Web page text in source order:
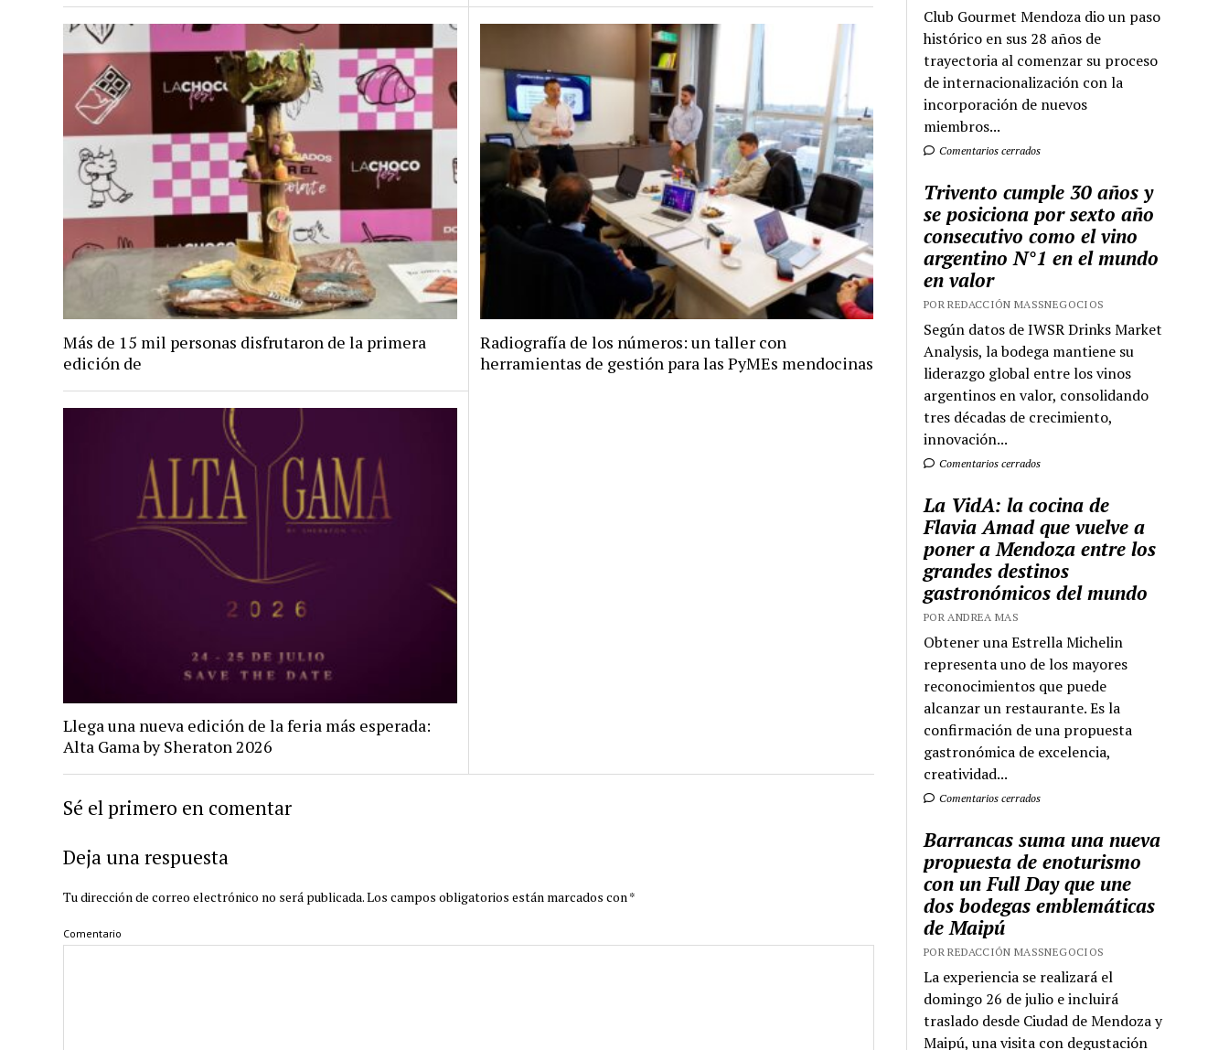
Más de 15 mil personas disfrutaron de la primera
edición de
Radiografía de los números: un taller con
herramientas de gestión para las PyMEs mendocinas
Llega una nueva edición de la feria más esperada:
Alta Gama by Sheraton 2026
Sé el primero en comentar
Deja una respuesta
Tu dirección de correo electrónico no será publicada.Los campos obligatorios están marcados con*
Comentario
Club Gourmet Mendoza dio un paso
histórico en sus 28 años de
trayectoria al comenzar su proceso
de internacionalización con la
incorporación de nuevos
miembros...
Comentarios cerrados
Trivento cumple 30 años y
se posiciona por sexto año
consecutivo como el vino
argentino N°1 en el mundo
en valor
POR REDACCIÓN MASSNEGOCIOS
Según datos de IWSR Drinks Market
Analysis, la bodega mantiene su
liderazgo global entre los vinos
argentinos en valor, consolidando
tres décadas de crecimiento,
innovación...
Comentarios cerrados
La VidA: la cocina de
Flavia Amad que vuelve a
poner a Mendoza entre los
grandes destinos
gastronómicos del mundo
POR ANDREA MAS
Obtener una Estrella Michelin
representa uno de los mayores
reconocimientos que puede
alcanzar un restaurante. Es la
confirmación de una propuesta
gastronómica de excelencia,
creatividad...
Comentarios cerrados
Barrancas suma una nueva
propuesta de enoturismo
con un Full Day que une
dos bodegas emblemáticas
de Maipú
POR REDACCIÓN MASSNEGOCIOS
La experiencia se realizará el
domingo 26 de julio e incluirá
traslado desde Ciudad de Mendoza y
Maipú, una visita con degustación